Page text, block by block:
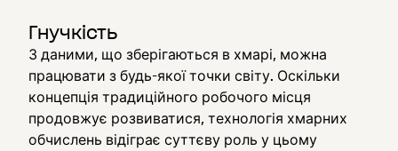
Гнучкість
З даними, що зберігаються в хмарі, можна
працювати з будь-якої точки світу. Оскільки
концепція традиційного робочого місця
продовжує розвиватися, технологія хмарних
обчислень відіграє суттєву роль у цьому